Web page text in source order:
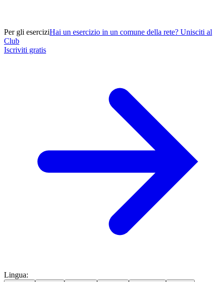
Per gli eserciziHai un esercizio in un comune della rete? Unisciti al
Club
Iscriviti gratis
Lingua: